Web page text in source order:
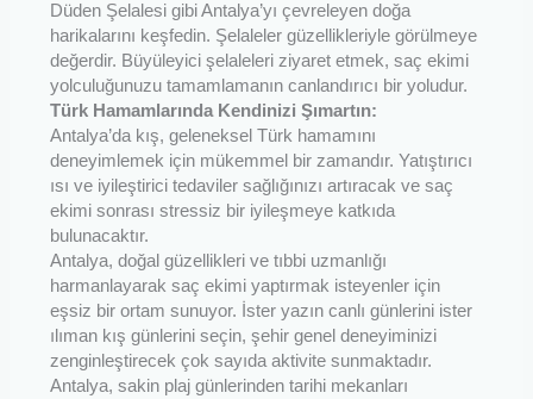
Düden Şelalesi gibi Antalya’yı çevreleyen doğa
harikalarını keşfedin. Şelaleler güzellikleriyle görülmeye
değerdir. Büyüleyici şelaleleri ziyaret etmek, saç ekimi
yolculuğunuzu tamamlamanın canlandırıcı bir yoludur.
Türk Hamamlarında Kendinizi Şımartın:
Antalya’da kış, geleneksel Türk hamamını
deneyimlemek için mükemmel bir zamandır. Yatıştırıcı
ısı ve iyileştirici tedaviler sağlığınızı artıracak ve saç
ekimi sonrası stressiz bir iyileşmeye katkıda
bulunacaktır.
Antalya, doğal güzellikleri ve tıbbi uzmanlığı
harmanlayarak saç ekimi yaptırmak isteyenler için
eşsiz bir ortam sunuyor. İster yazın canlı günlerini ister
ılıman kış günlerini seçin, şehir genel deneyiminizi
zenginleştirecek çok sayıda aktivite sunmaktadır.
Antalya, sakin plaj günlerinden tarihi mekanları